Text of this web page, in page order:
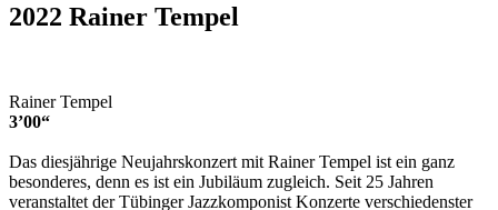
2022 Rainer Tempel
Rainer Tempel
3’00“
Das diesjährige Neujahrskonzert mit Rainer Tempel ist ein ganz
besonderes, denn es ist ein Jubiläum zugleich. Seit 25 Jahren
veranstaltet der Tübinger Jazzkomponist Konzerte verschiedenster